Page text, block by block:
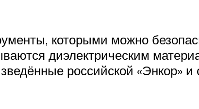
которыми можно
диэлектрическим
российской «Энкор»